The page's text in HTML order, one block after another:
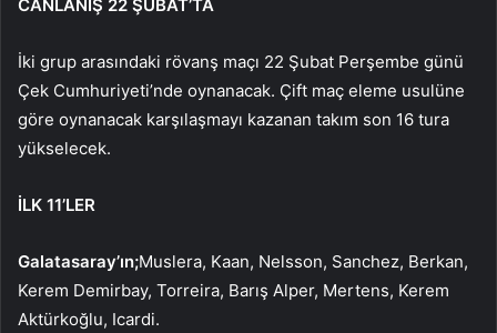
CANLANIŞ 22 ŞUBAT’TA
İki grup arasındaki rövanş maçı 22 Şubat Perşembe günü
Çek Cumhuriyeti’nde oynanacak. Çift maç eleme usulüne
göre oynanacak karşılaşmayı kazanan takım son 16 tura
yükselecek.
İLK 11’LER
Galatasaray’ın;Muslera, Kaan, Nelsson, Sanchez, Berkan,
Kerem Demirbay, Torreira, Barış Alper, Mertens, Kerem
Aktürkoğlu, Icardi.